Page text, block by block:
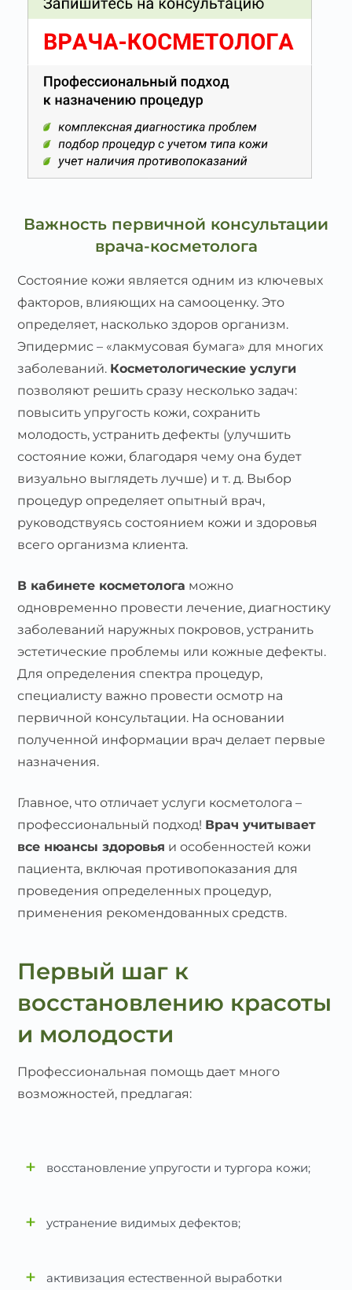
Важность первичной консультации
врача-косметолога
Состояние кожи является одним из ключевых
факторов, влияющих на самооценку. Это
определяет, насколько здоров организм.
Эпидермис – «лакмусовая бумага» для многих
заболеваний. Косметологические услуги
позволяют решить сразу несколько задач:
повысить упругость кожи, сохранить
молодость, устранить дефекты (улучшить
состояние кожи, благодаря чему она будет
визуально выглядеть лучше) и т. д. Выбор
процедур определяет опытный врач,
руководствуясь состоянием кожи и здоровья
всего организма клиента.
В кабинете косметолога можно
одновременно провести лечение, диагностику
заболеваний наружных покровов, устранить
эстетические проблемы или кожные дефекты.
Для определения спектра процедур,
специалисту важно провести осмотр на
первичной консультации. На основании
полученной информации врач делает первые
назначения.
Главное, что отличает услуги косметолога –
профессиональный подход! Врач учитывает
все нюансы здоровья и особенностей кожи
пациента, включая противопоказания для
проведения определенных процедур,
применения рекомендованных средств.
Первый шаг к
восстановлению красоты
и молодости
Профессиональная помощь дает много
возможностей, предлагая:
+ восстановление упругости и тургора кожи;
+ устранение видимых дефектов;
+
активизация естественной выработки